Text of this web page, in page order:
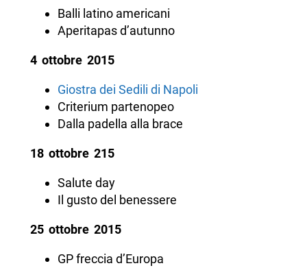
Balli latino americani
Aperitapas d’autunno
4 ottobre 2015
Giostra dei Sedili di Napoli
Criterium partenopeo
Dalla padella alla brace
18 ottobre 215
Salute day
Il gusto del benessere
25 ottobre 2015
GP freccia d’Europa